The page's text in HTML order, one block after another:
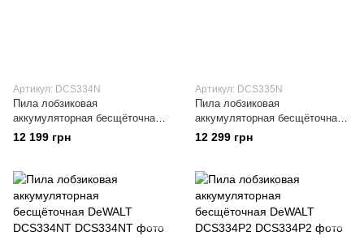
Артикул: DCS334N
Пила лобзиковая
аккумуляторная бесщёточная
DeWALT DCS334N
12 199 грн
Артикул: DCS335N
Пила лобзиковая
аккумуляторная бесщёточная
DeWALT DCS335N
12 299 грн